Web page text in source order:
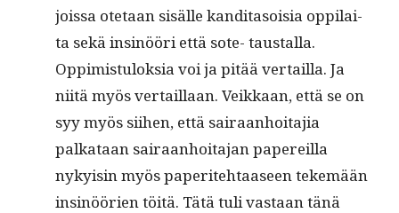
jois­sa ote­taan sisälle kan­di­ta­soisia oppi­lai­
ta sekä insinööri että sote- taustal­la.
Oppimis­tu­lok­sia voi ja pitää ver­tail­la. Ja
niitä myös ver­tail­laan. Veikkaan, että se on
syy myös siihen, että sairaan­hoita­jia
palkataan sairaan­hoita­jan papereil­la
nyky­isin myös paperite­htaaseen tekemään
insinöörien töitä. Tätä tuli vas­taan tänä